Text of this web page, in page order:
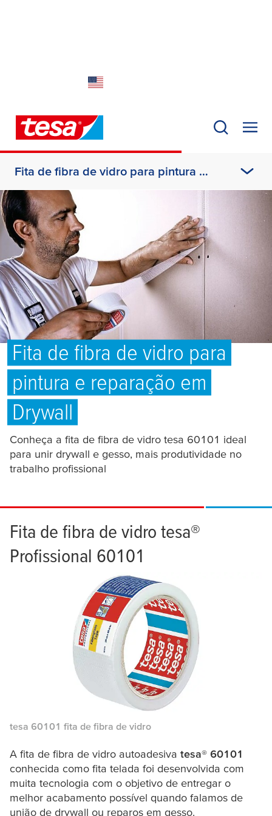
Produtos e indústrias
Sobre nós
Sustentabilidade
Carreira
Imprensa e informações
PORTUGUÊS
Fita de fibra de vidro para pintura e reparação
Fita de fibra de vidro para
pintura e reparação em
Drywall
Conheça a fita de fibra de vidro tesa 60101 ideal
para unir drywall e gesso, mais produtividade no
trabalho profissional
Fita de fibra de vidro tesa®
Profissional 60101
tesa 60101 fita de fibra de vidro
A fita de fibra de vidro autoadesiva tesa® 60101
conhecida como fita telada foi desenvolvida com
muita tecnologia com o objetivo de entregar o
melhor acabamento possível quando falamos de
união de drywall ou reparos em gesso.